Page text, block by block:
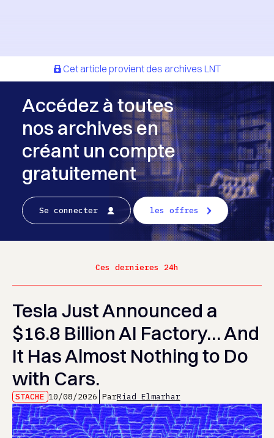
Cet article provient des archives LNT
Accédez à toutes
nos archives en
créant un compte
gratuitement
Se connecter les offres
Ces dernieres 24h
Tesla Just Announced a
$16.8 Billion AI Factory… And
It Has Almost Nothing to Do
with Cars.
STACHE 10/08/2026 ParRiad Elmarhar